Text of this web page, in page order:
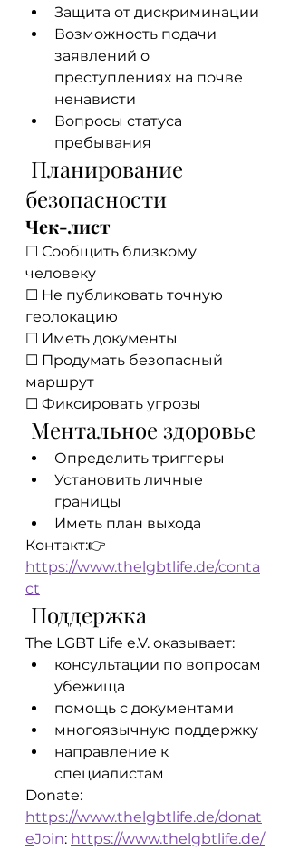
Защита от дискриминации
Возможность подачи
заявлений о
преступлениях на почве
ненависти
Вопросы статуса
пребывания
безопасности
Чек-лист
☐ Сообщить близкому
человеку
☐ Не публиковать точную
геолокацию
☐ Иметь документы
☐ Продумать безопасный
маршрут
☐ Фиксировать угрозы
Ментальное здоровье
Определить триггеры
Установить личные
границы
Иметь план выхода
Контакт:👉
https://www.thelgbtlife.de/conta
ct
Поддержка
The LGBT Life e.V. оказывает:
консультации по вопросам
убежища
помощь с документами
многоязычную поддержку
направление к
специалистам
Donate:
https://www.thelgbtlife.de/donat
eJoin: https://www.thelgbtlife.de/